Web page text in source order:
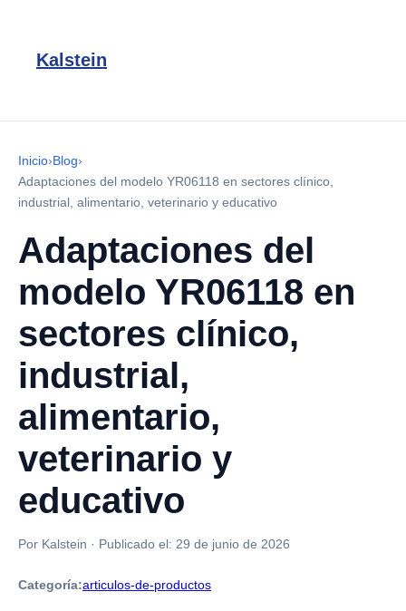
Kalstein
Inicio›Blog›
Adaptaciones del modelo YR06118 en sectores clínico,
industrial, alimentario, veterinario y educativo
Adaptaciones del
modelo YR06118 en
sectores clínico,
industrial,
alimentario,
veterinario y
educativo
Por Kalstein · Publicado el: 29 de junio de 2026
Categoría:articulos-de-productos